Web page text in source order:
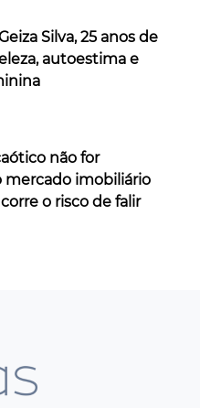
Silva, 25 anos de
autoestima e
não for
mercado imobiliário
o risco de falir